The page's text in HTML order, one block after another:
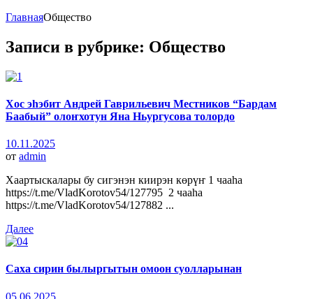
ГлавнаяОбщество
Записи в рубрике: Общество
Хос эһэбит Андрей Гаврильевич Местников “Бардам
Баабый” олоҥхотун Яна Ньургусова толордо
10.11.2025
от admin
Хаартыскалары бу сигэнэн киирэн көрүҥ 1 чааһа
https://t.me/VladKorotov54/127795 2 чааһа
https://t.me/VladKorotov54/127882 ...
Далее
Саха сирин былыргытын омоон суолларынан
05.06.2025